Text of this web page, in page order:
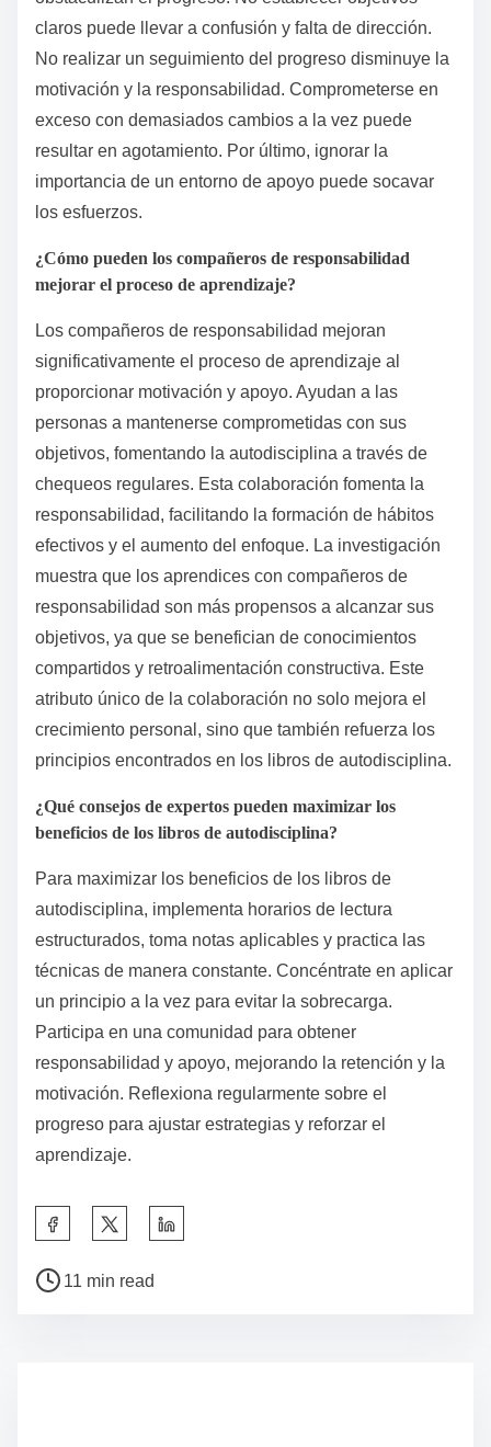
libros sobre autodisciplina. Utilice recordatorios o
aplicaciones de seguimiento de hábitos para reforzar
estas rutinas. Aumente gradualmente la complejidad
de las tareas a medida que aumenta la confianza.
Además, reflexione sobre el progreso semanalmente
para identificar áreas de mejora, asegurando que las
estrategias sigan siendo efectivas y alineadas con los
efectivo para el desarrollo personal es considerar
sistemas que mejoren el crecimiento. I Grow Younger
es un sistema único y científico de auto-mejoramiento
que transforma el desarrollo personal al construir la
intuición, convertir el cambio en su mayor ventaja y
maximizar la felicidad, la libertad y el significado.
¿Qué errores comunes deben evitarse al aplicar estos
principios?
Para aplicar efectivamente los principios de
autodisciplina, evita errores comunes que
obstaculizan el progreso. No establecer objetivos
claros puede llevar a confusión y falta de dirección.
No realizar un seguimiento del progreso disminuye la
motivación y la responsabilidad. Comprometerse en
exceso con demasiados cambios a la vez puede
resultar en agotamiento. Por último, ignorar la
los esfuerzos.
mejorar el proceso de aprendizaje?
Los compañeros de responsabilidad mejoran
significativamente el proceso de aprendizaje al
proporcionar motivación y apoyo. Ayudan a las
personas a mantenerse comprometidas con sus
objetivos, fomentando la autodisciplina a través de
chequeos regulares. Esta colaboración fomenta la
responsabilidad, facilitando la formación de hábitos
efectivos y el aumento del enfoque. La investigación
responsabilidad son más propensos a alcanzar sus
objetivos, ya que se benefician de conocimientos
compartidos y retroalimentación constructiva. Este